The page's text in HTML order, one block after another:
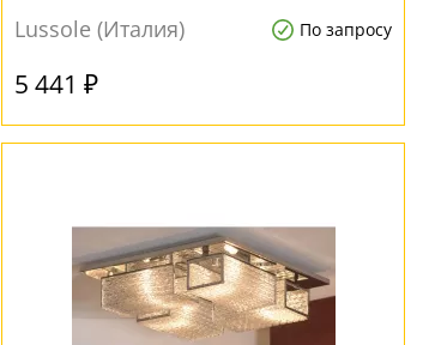
Lussole (Италия)
По запросу
5 441 ₽